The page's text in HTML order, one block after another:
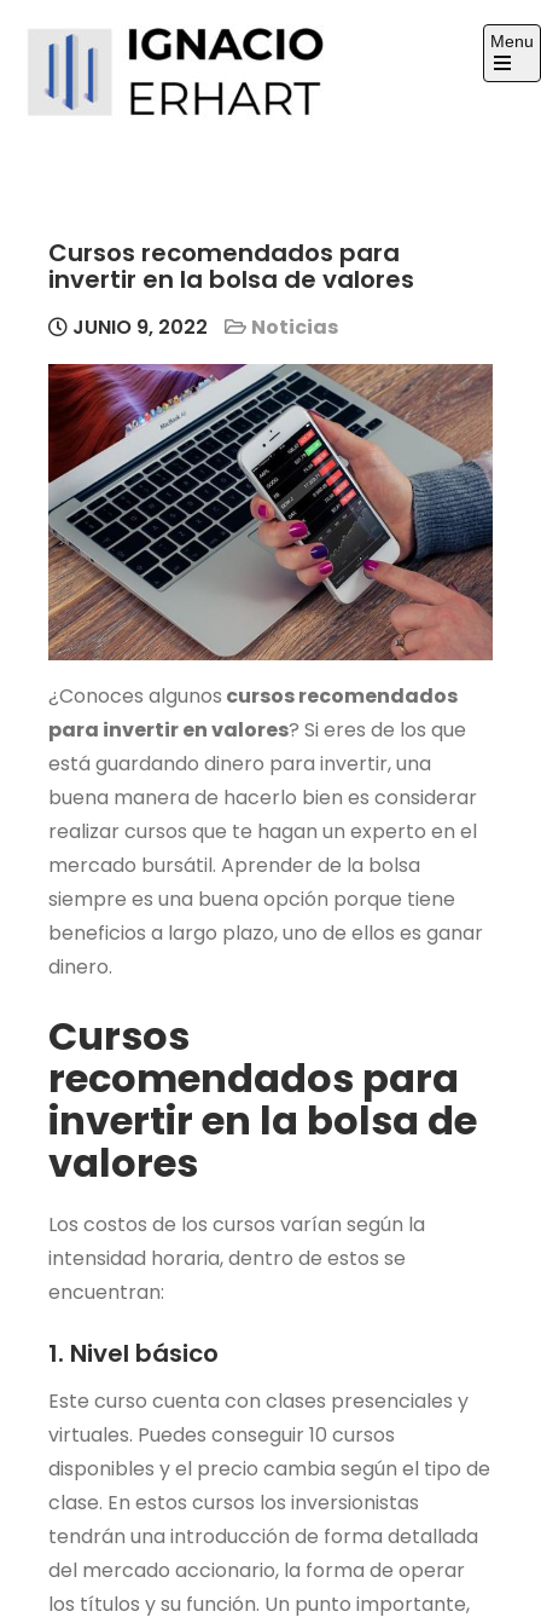
content
Menu
Open
Cursos recomendados para
invertir en la bolsa de valores
JUNIO 9, 2022 Noticias
¿Conoces algunos cursos recomendados
para invertir en valores? Si eres de los que
está guardando dinero para invertir, una
buena manera de hacerlo bien es considerar
realizar cursos que te hagan un experto en el
mercado bursátil. Aprender de la bolsa
siempre es una buena opción porque tiene
beneficios a largo plazo, uno de ellos es ganar
dinero.
Cursos
recomendados para
invertir en la bolsa de
valores
Los costos de los cursos varían según la
intensidad horaria, dentro de estos se
encuentran:
1. Nivel básico
Este curso cuenta con clases presenciales y
virtuales. Puedes conseguir 10 cursos
disponibles y el precio cambia según el tipo de
clase. En estos cursos los inversionistas
tendrán una introducción de forma detallada
del mercado accionario, la forma de operar
los títulos y su función. Un punto importante,